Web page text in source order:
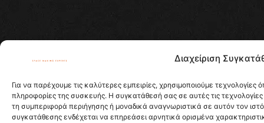
Διαχείριση
Για να παρέχουμε τις καλύτερες εμπειρίες, χρησιμοποιούμε
πληροφορίες της συσκευής. Η συγκατάθεσή σας σε αυτές τις
τη συμπεριφορά περιήγησης ή μοναδικά αναγνωριστικά σε αυτόν τον
συγκατάθεσης ενδέχεται να επηρεάσει αρνητικά ορισμένα